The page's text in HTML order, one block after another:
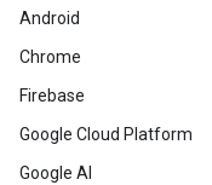
Android
Chrome
Firebase
Google Cloud Platform
Google AI